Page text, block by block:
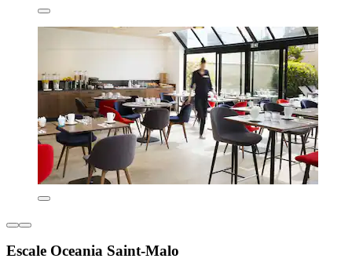
Escale Oceania Saint-Malo